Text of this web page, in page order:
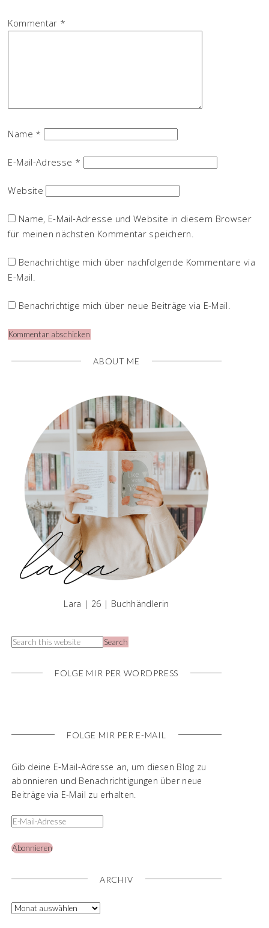
Kommentar *
Name *
E-Mail-Adresse *
Website
Name, E-Mail-Adresse und Website in diesem Browser
für meinen nächsten Kommentar speichern.
Benachrichtige mich über nachfolgende Kommentare via
E-Mail.
Benachrichtige mich über neue Beiträge via E-Mail.
ABOUT ME
Lara | 26 | Buchhändlerin
FOLGE MIR PER WORDPRESS
FOLGE MIR PER E-MAIL
Gib deine E-Mail-Adresse an, um diesen Blog zu
abonnieren und Benachrichtigungen über neue
Beiträge via E-Mail zu erhalten.
Abonnieren
ARCHIV